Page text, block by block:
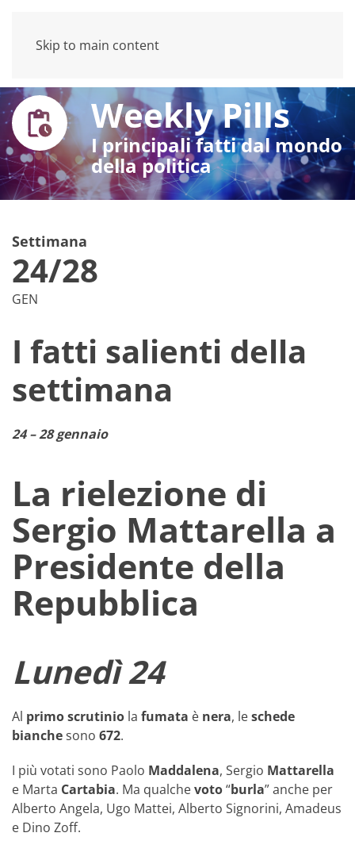
Skip to main content
Weekly Pills
I principali fatti dal mondo
della politica
Settimana
24/28
GEN
I fatti salienti della
settimana
24 – 28 gennaio
La rielezione di
Sergio Mattarella a
Presidente della
Repubblica
Lunedì 24
Al primo scrutinio la fumata è nera, leschede
bianchesono 672.
I più votati sono Paolo Maddalena, Sergio Mattarella
e Marta Cartabia. Ma qualchevoto“burla” anche per
Alberto Angela, Ugo Mattei, Alberto Signorini, Amadeus
e Dino Zoff.